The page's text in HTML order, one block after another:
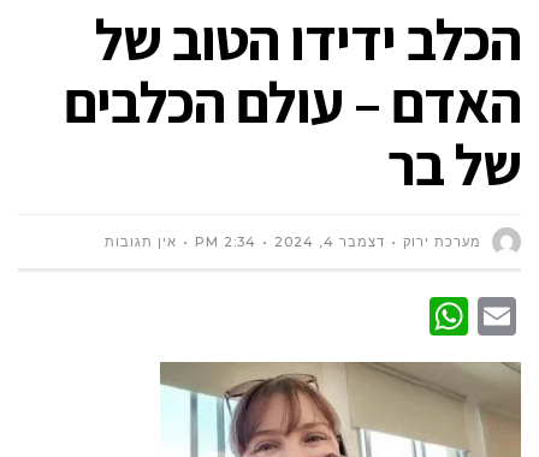
הכלב ידידו הטוב של
האדם – עולם הכלבים
של בר
מערכת ירוק דצמבר 4, 2024 2:34 PM אין תגובות
Email